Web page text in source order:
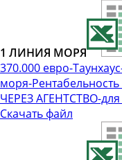
1 ЛИНИЯ МОРЯ
370.000 евро-
моря-
ЧЕРЕЗ АГЕНТСТВО-
Скачать файл